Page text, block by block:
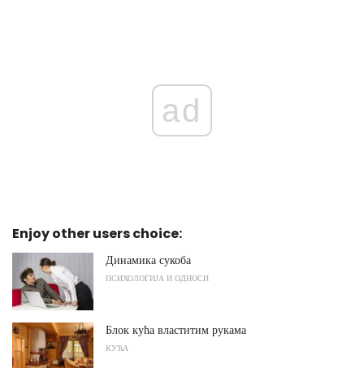
ad
Enjoy other users choice:
Динамика сукоба
ПСИХОЛОГИЈА И ОДНОСИ
Блок кућа властитим рукама
КУЋА